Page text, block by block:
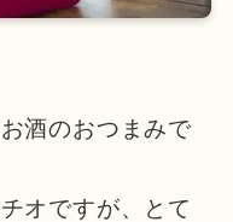
酒のおつまみで
オですが、とて